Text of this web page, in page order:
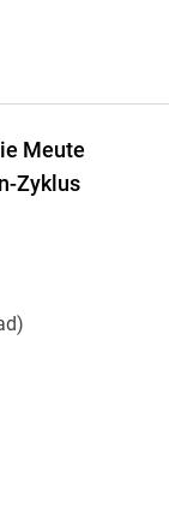
Meute
Zyklus